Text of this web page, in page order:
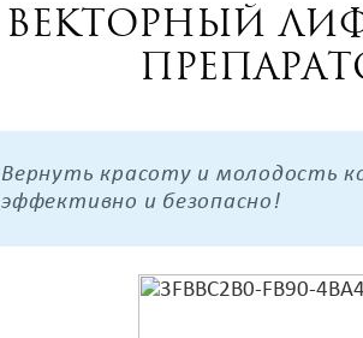
Векторный
Вернуть красоту и молодость
эффективно и безопасно!